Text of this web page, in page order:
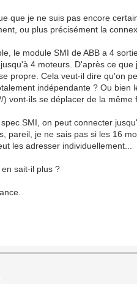
que je ne suis pas encore
ou plus précisément la
le module SMI de ABB a 4
4 moteurs. D'après ce
propre. Cela veut-il dire qu'on
indépendante ? Ou bien
) vont-ils se déplacer de la même
SMI, on peut connecter
pareil, je ne sais pas si les 16
les adresser individuellement...
sait-il plus ?